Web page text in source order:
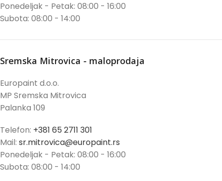
Ponedeljak - Petak: 08:00 - 16:00
Subota: 08:00 - 14:00
Sremska Mitrovica - maloprodaja
Europaint d.o.o.
MP Sremska Mitrovica
Palanka 109
Telefon: +381 65 2711 301
Mail: sr.mitrovica@europaint.rs
Ponedeljak - Petak: 08:00 - 16:00
Subota: 08:00 - 14:00